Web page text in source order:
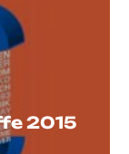
2015